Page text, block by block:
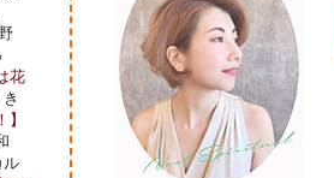
花
ル